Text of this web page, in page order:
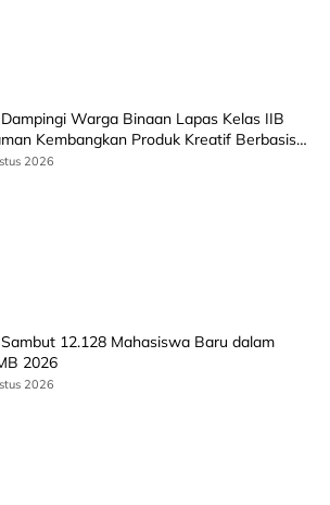
Warga Binaan Lapas Kelas IIB
Kembangkan Produk Kreatif Berbasis
2026
12.128 Mahasiswa Baru dalam
2026
2026